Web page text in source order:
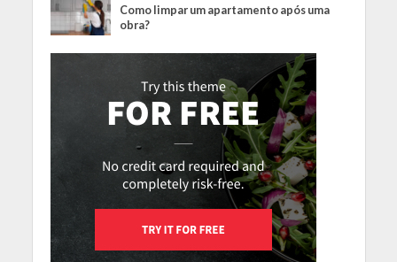
Como limpar um apartamento após uma
obra?